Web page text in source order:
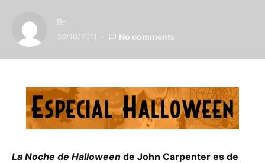
Bn
30/10/2011 No comments
La Noche de Halloween de John Carpenter es de